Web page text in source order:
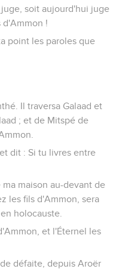
soit aujourd'hui juge
d'Ammon !
point les paroles que
Il traversa Galaad et
; et de Mitspé de
dit : Si tu livres entre
maison au-devant de
les fils d'Ammon, sera
holocauste.
et l'Éternel les
défaite, depuis Aroër